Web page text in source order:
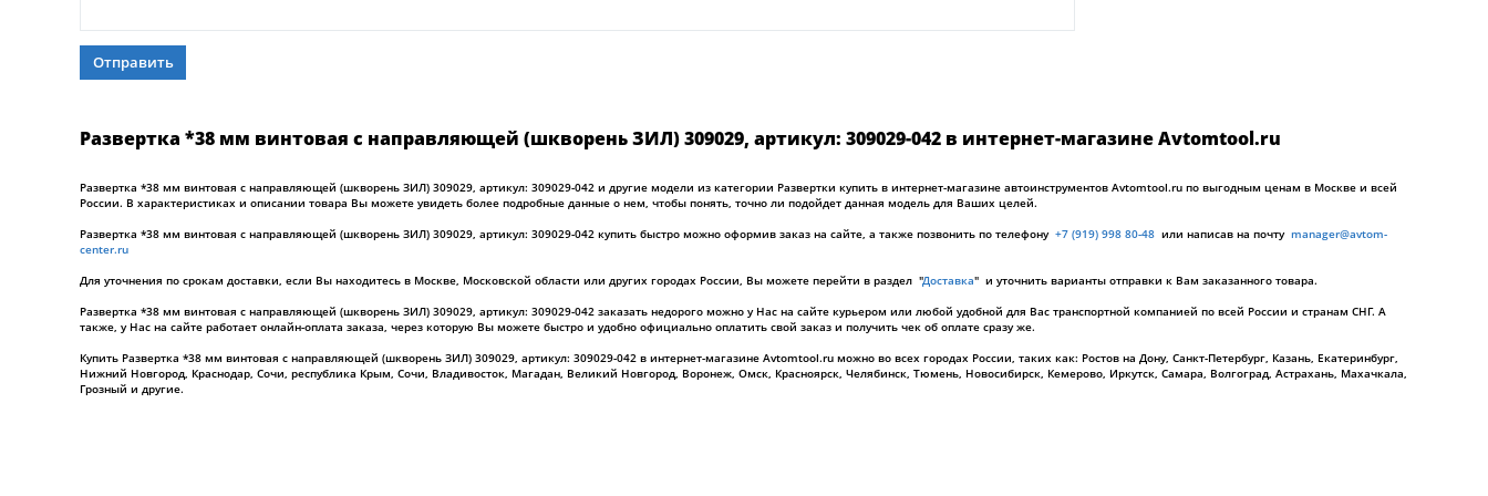
Отправить
Развертка *38 мм винтовая с направляющей (шкворень ЗИЛ) 309029, артикул: 309029-042 в интернет-магазине Avtomtool.ru
Развертка *38 мм винтовая с направляющей (шкворень ЗИЛ) 309029, артикул: 309029-042 и другие модели из категории Развертки купить в интернет-магазине автоинструментов Avtomtool.ru по выгодным ценам в Москве и всей
России. В характеристиках и описании товара Вы можете увидеть более подробные данные о нем, чтобы понять, точно ли подойдет данная модель для Ваших целей.
Развертка *38 мм винтовая с направляющей (шкворень ЗИЛ) 309029, артикул: 309029-042 купить быстро можно оформив заказ на сайте, а также позвонить по телефону +7 (919) 998 80-48 или написав на почту manager@avtom-
center.ru
Для уточнения по срокам доставки, если Вы находитесь в Москве, Московской области или других городах России, Вы можете перейти в раздел "Доставка" и уточнить варианты отправки к Вам заказанного товара.
Развертка *38 мм винтовая с направляющей (шкворень ЗИЛ) 309029, артикул: 309029-042 заказать недорого можно у Нас на сайте курьером или любой удобной для Вас транспортной компанией по всей России и странам СНГ. А
также, у Нас на сайте работает онлайн-оплата заказа, через которую Вы можете быстро и удобно официально оплатить свой заказ и получить чек об оплате сразу же.
Купить Развертка *38 мм винтовая с направляющей (шкворень ЗИЛ) 309029, артикул: 309029-042 в интернет-магазине Avtomtool.ru можно во всех городах России, таких как: Ростов на Дону, Санкт-Петербург, Казань, Екатеринбург,
Нижний Новгород, Краснодар, Сочи, республика Крым, Сочи, Владивосток, Магадан, Великий Новгород, Воронеж, Омск, Красноярск, Челябинск, Тюмень, Новосибирск, Кемерово, Иркутск, Самара, Волгоград, Астрахань, Махачкала,
Грозный и другие.